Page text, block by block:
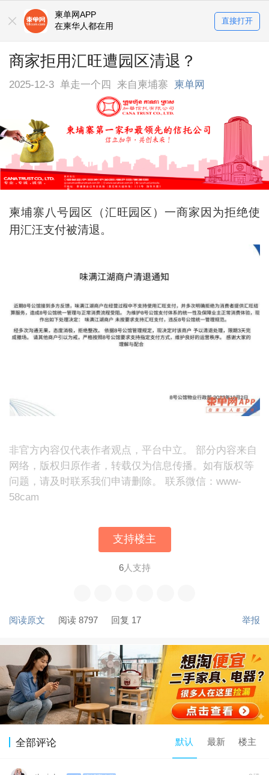
柬单网APP
在柬华人都在用
直接打开
商家拒用汇旺遭园区清退？
2025-12-3 单走一个四 来自柬埔寨 柬单网
柬埔寨八号园区（汇旺园区）一商家因为拒绝使
用汇汪支付被清退。
非官方内容仅代表作者观点，平台中立。 部分内容来自
网络，版权归原作者，转载仅为信息传播。如有版权等
问题，请及时联系我们申请删除。 联系微信：www-
58cam
支持楼主
6人支持
阅读原文 阅读 8797 回复 17 举报
全部评论 默认 最新 楼主